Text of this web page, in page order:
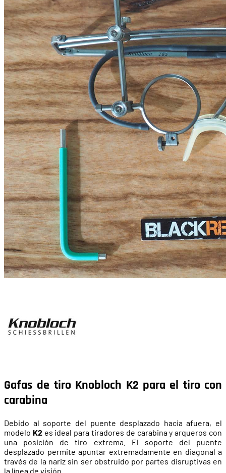
Gafas de tiro Knobloch K2 para el tiro con
carabina
Debido al soporte del puente desplazado hacia afuera, el
modelo K2 es ideal para tiradores de carabina y arqueros con
una posición de tiro extrema. El soporte del puente
desplazado permite apuntar extremadamente en diagonal a
través de la nariz sin ser obstruido por partes disruptivas en
la línea de visión.